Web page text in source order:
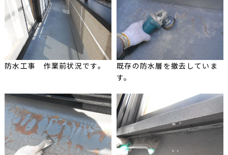
防水工事 作業前状況です。
既存の防水層を撤去していま
す。